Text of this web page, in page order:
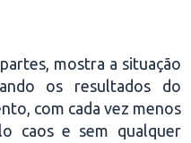
mostra a situação
os resultados do
com cada vez menos
caos e sem qualquer